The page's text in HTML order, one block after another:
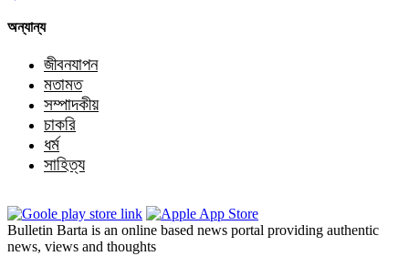
অন্যান্য
জীবনযাপন
মতামত
সম্পাদকীয়
চাকরি
ধর্ম
সাহিত্য
Bulletin Barta is an online based news portal providing authentic
news, views and thoughts